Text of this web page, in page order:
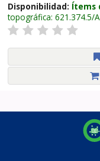
Disponibilidad: Ítems
topográfica: 621.374.5/